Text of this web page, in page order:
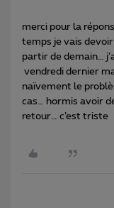
merci pour la
temps je vais
partir de demain…
vendredi dernier
naïvement le
cas… hormis avoir
retour… c’est triste